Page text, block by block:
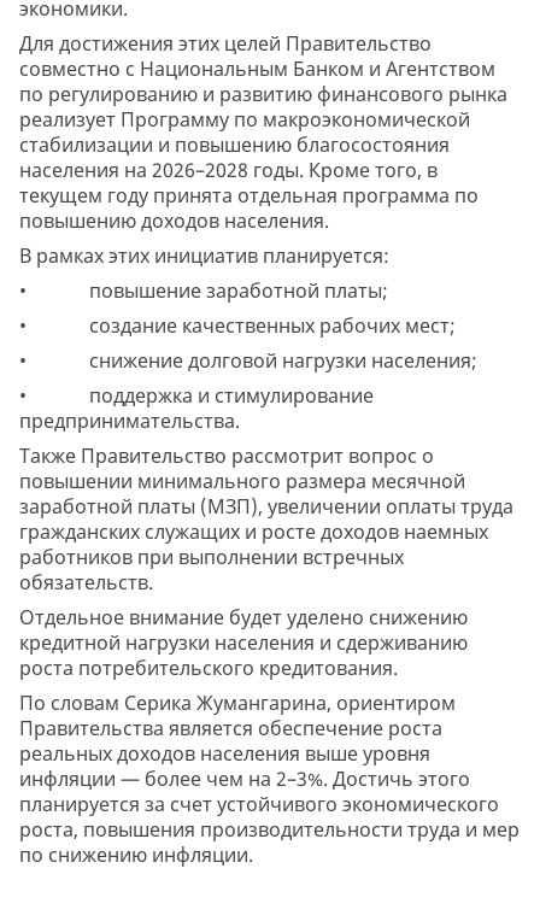
экономики.
Для достижения этих целей Правительство
совместно с Национальным Банком и Агентством
по регулированию и развитию финансового рынка
реализует Программу по макроэкономической
стабилизации и повышению благосостояния
населения на 2026–2028 годы. Кроме того, в
текущем году принята отдельная программа по
повышению доходов населения.
В рамках этих инициатив планируется:
• повышение заработной платы;
• создание качественных рабочих мест;
• снижение долговой нагрузки населения;
• поддержка и стимулирование
предпринимательства.
Также Правительство рассмотрит вопрос о
повышении минимального размера месячной
заработной платы (МЗП), увеличении оплаты труда
гражданских служащих и росте доходов наемных
работников при выполнении встречных
обязательств.
Отдельное внимание будет уделено снижению
кредитной нагрузки населения и сдерживанию
роста потребительского кредитования.
По словам Серика Жумангарина, ориентиром
Правительства является обеспечение роста
реальных доходов населения выше уровня
инфляции — более чем на 2–3%. Достичь этого
планируется за счет устойчивого экономического
роста, повышения производительности труда и мер
по снижению инфляции.